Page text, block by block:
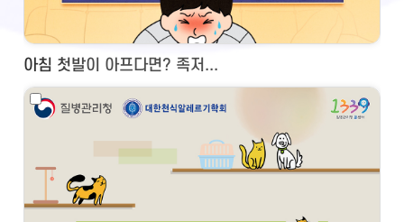
아침 첫발이 아프다면? 족저...